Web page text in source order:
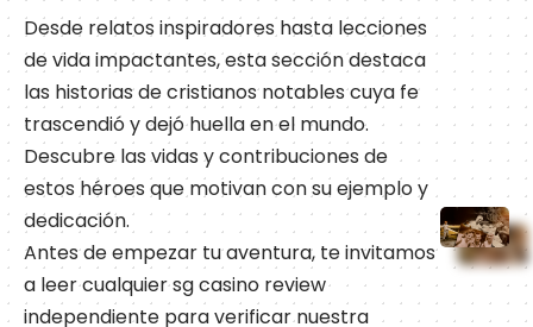
Desde relatos inspiradores hasta lecciones
de vida impactantes, esta sección destaca
las historias de cristianos notables cuya fe
trascendió y dejó huella en el mundo.
Descubre las vidas y contribuciones de
estos héroes que motivan con su ejemplo y
dedicación.
Antes de empezar tu aventura, te invitamos
a leer cualquier sg casino review
independiente para verificar nuestra